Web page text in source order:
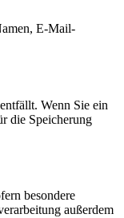
E-Mail-
Wenn Sie ein
die Speicherung
besondere
außerdem